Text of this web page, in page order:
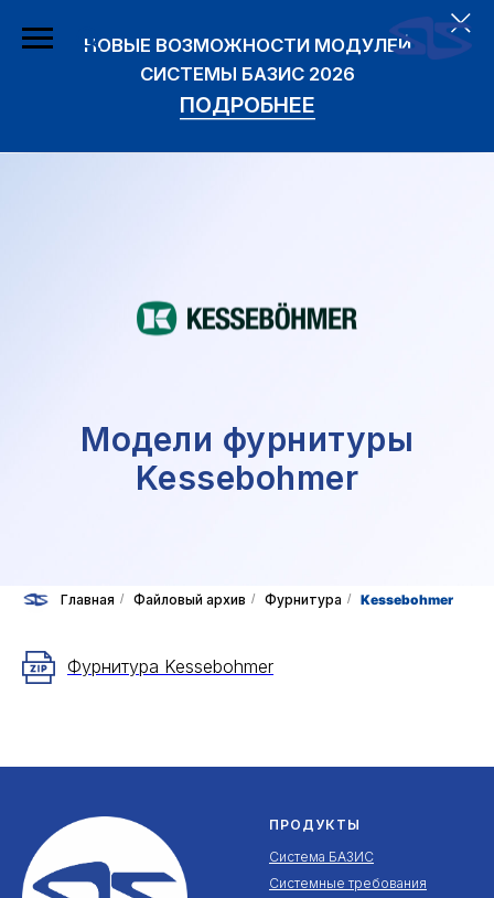
СИСТЕМЫ БАЗИС 2026
ПОДРОБНЕЕ
Модели фурнитуры
Kessebohmer
Главная / Файловый архив / Фурнитура / Kessebohmer
Фурнитура Kessebohmer
ПРОДУКТЫ
Система БАЗИС
Системные требования